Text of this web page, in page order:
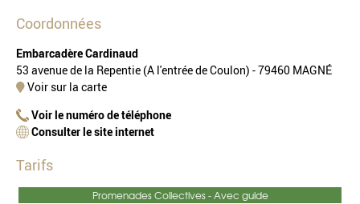
Coordonnées
Embarcadère Cardinaud
53 avenue de la Repentie (A l'entrée de Coulon) - 79460 MAGNÉ
Voir sur la carte
Voir le numéro de téléphone
Consulter le site internet
Tarifs
Promenades Collectives - Avec guide